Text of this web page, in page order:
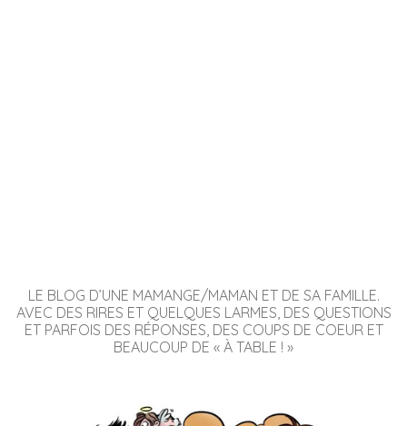
LE BLOG D’UNE MAMANGE/MAMAN ET DE SA FAMILLE.
AVEC DES RIRES ET QUELQUES LARMES, DES QUESTIONS
ET PARFOIS DES RÉPONSES, DES COUPS DE COEUR ET
BEAUCOUP DE « À TABLE ! »